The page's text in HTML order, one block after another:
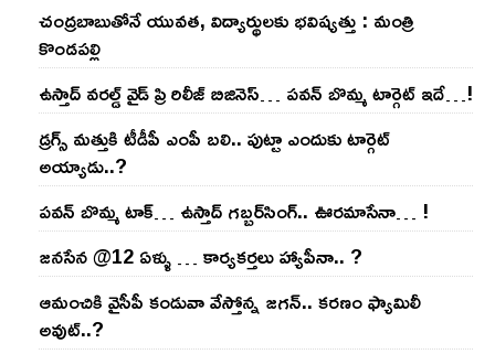
చంద్ర‌బాబుతోనే యువ‌త‌, విద్యార్థుల‌కు భ‌విష్య‌త్తు : మంత్రి
కొండ‌ప‌ల్లి
ఉస్తాద్ వ‌ర‌ల్డ్ వైడ్ ప్రి రిలీజ్ బిజినెస్‌… ప‌వ‌న్ బొమ్మ టార్గెట్ ఇదే…!
డ్రగ్స్ మత్తుకి టీడీపీ ఎంపీ బలి.. పుట్టా ఎందుకు టార్గెట్
అయ్యాడు..?
ప‌వ‌న్ బొమ్మ టాక్‌… ఉస్తాద్ గ‌బ్బ‌ర్‌సింగ్‌.. ఊర‌మాసేనా… !
జనసేన @12 ఏళ్ళు … కార్యకర్తలు హ్యాపీనా.. ?
ఆమంచికి వైసీపీ కండువా వేస్తోన్న జ‌గ‌న్‌.. క‌ర‌ణం ఫ్యామిలీ
అవుట్‌..?